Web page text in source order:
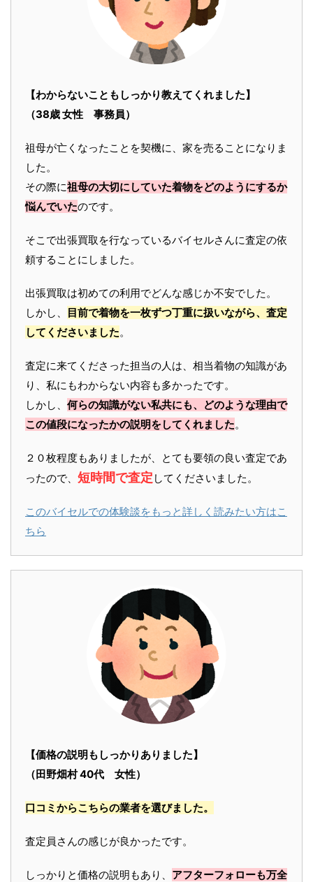
【わからないこともしっかり教えてくれました】
（38歳 女性 事務員）
祖母が亡くなったことを契機に、家を売ることになりま
した。
その際に祖母の大切にしていた着物をどのようにするか
悩んでいたのです。
そこで出張買取を行なっているバイセルさんに査定の依
頼することにしました。
出張買取は初めての利用でどんな感じか不安でした。
しかし、
目前で着物を一枚ずつ丁重に扱いながら、査定
してくださいました。
査定に来てくださった担当の人は、相当着物の知識があ
り、私にもわからない内容も多かったです。
しかし、 何らの知識がない私共にも、どのような理由で
この値段になったかの説明をしてくれました。
２０枚程度もありましたが、とても要領の良い査定であ
ったので、 短時間で査定 してくださいました。
このバイセルでの体験談をもっと詳しく読みたい方はこ
ちら
【価格の説明もしっかりありました】
（田野畑村 40代 女性）
口コミからこちらの業者を選びました。
査定員さんの感じが良かったです。
しっかりと価格の説明もあり、 アフターフォローも万全